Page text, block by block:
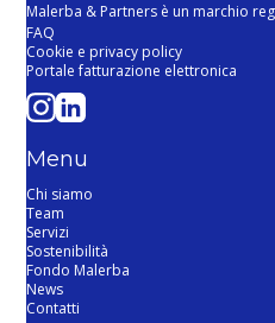
Malerba & Partners è un marchio
FAQ
Cookie e privacy policy
Portale fatturazione elettronica
Menu
Chi siamo
Team
Servizi
Sostenibilità
Fondo Malerba
News
Contatti